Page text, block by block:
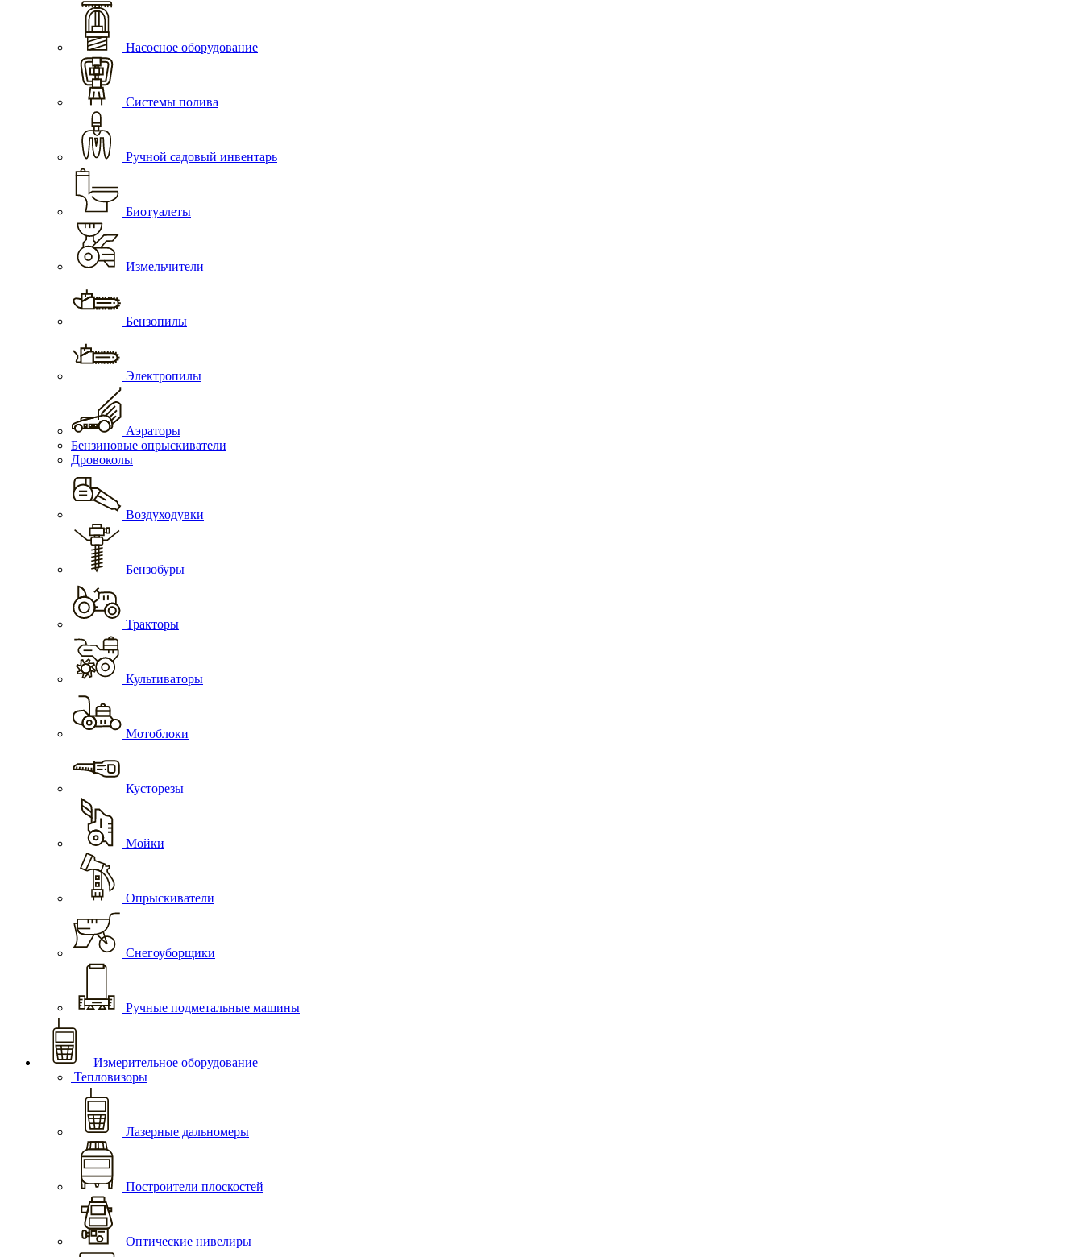
Насосное оборудование
Системы полива
Ручной садовый инвентарь
Биотуалеты
Измельчители
Бензопилы
Электропилы
Аэраторы
Бензиновые опрыскиватели
Дровоколы
Воздуходувки
Бензобуры
Тракторы
Культиваторы
Мотоблоки
Кусторезы
Мойки
Опрыскиватели
Снегоуборщики
Ручные подметальные машины
Измерительное оборудование
Тепловизоры
Лазерные дальномеры
Построители плоскостей
Оптические нивелиры